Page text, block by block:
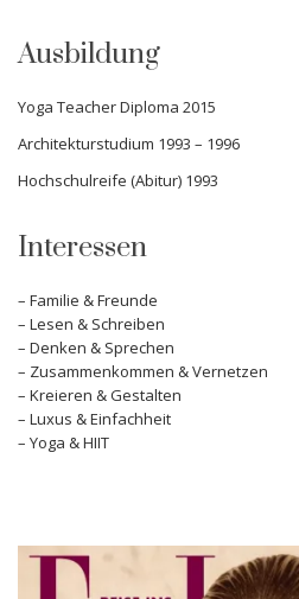
Ausbildung
Yoga Teacher Diploma 2015
Architekturstudium 1993 – 1996
Hochschulreife (Abitur) 1993
Interessen
– Familie & Freunde
– Lesen & Schreiben
– Denken & Sprechen
– Zusammenkommen & Vernetzen
– Kreieren & Gestalten
– Luxus & Einfachheit
– Yoga & HIIT